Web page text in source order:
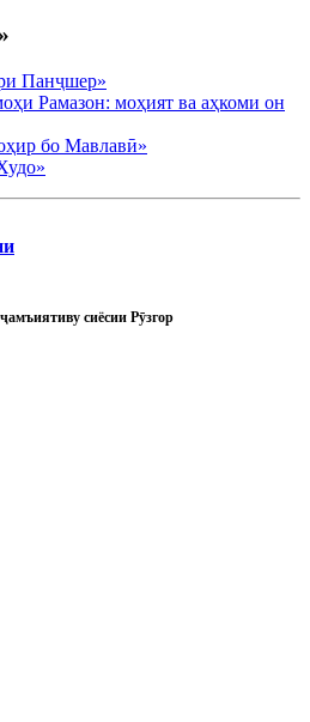
Панҷшер»
Рамазон: моҳият ва аҳкоми он
бо Мавлавӣ»
сиёсии Рӯзгор